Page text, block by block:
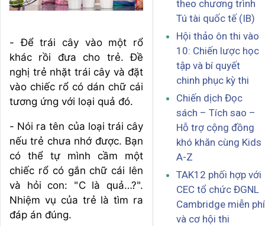
- Để trái cây vào một rổ
khác rồi đưa cho trẻ. Đề
nghị trẻ nhặt trái cây và đặt
vào chiếc rổ có dán chữ cái
tương ứng với loại quả đó.
- Nói ra tên của loại trái cây
nếu trẻ chưa nhớ được. Bạn
có thể tự mình cầm một
chiếc rổ có gắn chữ cái lên
và hỏi con: "C là quả…?".
Nhiệm vụ của trẻ là tìm ra
đáp án đúng.
theo chương trình
Tú tài quốc tế (IB)
Hội thảo ôn thi vào
10: Chiến lược học
tập và bí quyết
chinh phục kỳ thi
Chiến dịch Đọc
sách – Tích sao –
Hỗ trợ cộng đồng
khó khăn cùng Kids
A-Z
TAK12 phối hợp với
CEC tổ chức ĐGNL
Cambridge miễn phí
và cơ hội thi